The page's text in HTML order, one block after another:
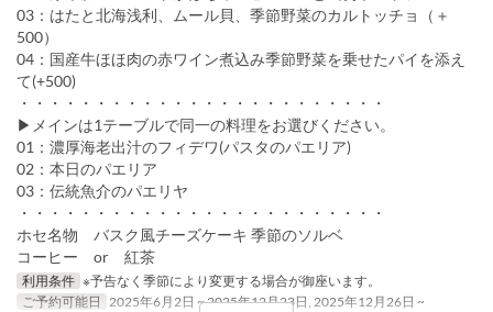
03：はたと北海浅利、ムール貝、季節野菜のカルトッチョ（＋
500）
04：国産牛ほほ肉の赤ワイン煮込み季節野菜を乗せたパイを添え
て(+500)
・・・・・・・・・・・・・・・・・・・・・・・・
▶メインは1テーブルで同一の料理をお選びください。
01：濃厚海老出汁のフィデワ(パスタのパエリア)
02：本日のパエリア
03：伝統魚介のパエリヤ
・・・・・・・・・・・・・・・・・・・・・・・・
ホセ名物 バスク風チーズケーキ 季節のソルベ
コーヒー or 紅茶
利用条件 ※予告なく季節により変更する場合が御座います。
ご予約可能日
2025年6月2日 ~ 2025年12月23日, 2025年12月26日 ~